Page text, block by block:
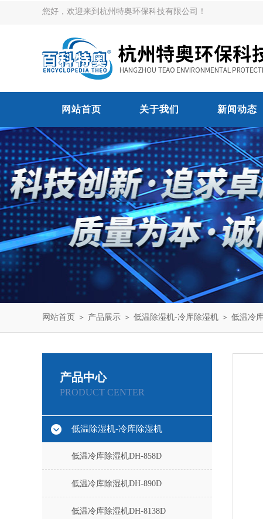
您好，欢迎来到杭州特奥环保科技有限公司！
网站首页 关于我们 新闻动态
网站首页 ＞ 产品展示 ＞ 低温除湿机-冷库除湿机 ＞ 低温冷
产品中心
PRODUCT CENTER
低温除湿机-冷库除湿机
低温冷库除湿机DH-858D
低温冷库除湿机DH-890D
低温冷库除湿机DH-8138D